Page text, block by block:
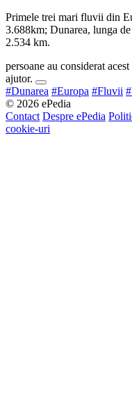
Primele trei mari fluvii din
3.688km; Dunarea, lunga
2.534 km.
persoane au considerat
ajutor.
#Dunarea #Europa #Fluvii
© 2026 ePedia
Contact Despre ePedia
cookie-uri